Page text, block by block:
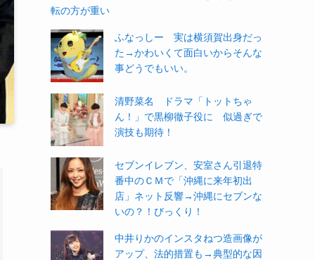
転の方が重い
ふなっしー 実は横須賀出身だっ
た→かわいくて面白いからそんな
事どうでもいい。
清野菜名 ドラマ「トットちゃ
ん！」で黒柳徹子役に 似過ぎで
演技も期待！
セブンイレブン、安室さん引退特
番中のＣＭで「沖縄に来年初出
店」ネット反響→沖縄にセブンな
いの？！びっくり！
中井りかのインスタねつ造画像が
アップ、法的措置も→典型的な因